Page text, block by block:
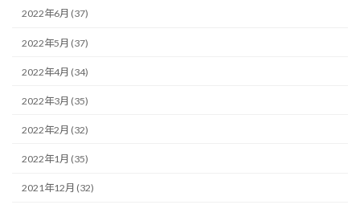
2022年6月 (37)
2022年5月 (37)
2022年4月 (34)
2022年3月 (35)
2022年2月 (32)
2022年1月 (35)
2021年12月 (32)